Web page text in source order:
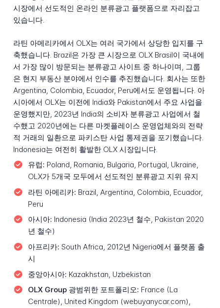
시장에서 선도적인 온라인 분류광고 플랫폼으로 자리잡고
있습니다.
라틴 아메리카에서 OLX는 여러 국가에서 상당한 입지를 구
축했습니다. Brazil은 가장 큰 시장으로 OLX Brasil이 국내에
서 가장 많이 방문되는 분류광고 사이트 중 하나이며, 그룹
은 현지 부동산 분야에서 인수를 추진했습니다. 회사는 또한
Argentina, Colombia, Ecuador, Peru에서도 운영됩니다. 아
시아에서 OLX는 이전에 India와 Pakistan에서 주요 사업을
운영했지만, 2023년 India의 소비자 분류광고 사업에서 철
수했고 2020년에는 다른 마켓플레이스 운영업체와의 전략
적 거래의 일환으로 파키스탄 사업 통제권을 포기했습니다.
Indonesia는 여전히 활발한 OLX 시장입니다.
유럽: Poland, Romania, Bulgaria, Portugal, Ukraine,
OLX가 5개국 모두에서 선도적인 분류광고 지위 유지
라틴 아메리카: Brazil, Argentina, Colombia, Ecuador,
Peru
아시아: Indonesia (India 2023년 철수, Pakistan 2020
년 철수)
아프리카: South Africa, 2012년 Nigeria에서 플랫폼 출
시
중앙아시아: Kazakhstan, Uzbekistan
OLX Group 광범위한 포트폴리오: France (La
Centrale), United Kingdom (webuyanycar.com),